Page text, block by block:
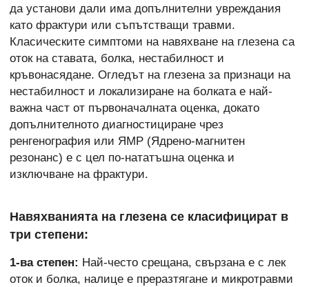
да установи дали има допълнителни увреждания
като фрактури или съпътстващи травми.
Класическите симптоми на навяхване на глезена са
оток на ставата, болка, нестабилност и
кръвонасядане. Огледът на глезена за признаци на
нестабилност и локализиране на болката е най-
важна част от първоначалната оценка, докато
допълнителното диагностициране чрез
ренгенография или ЯМР (Ядрено-магнитен
резонанс) е с цел по-нататъшна оценка и
изключване на фрактури.
Навяхванията на глезена се класифицират в
три степени:
1-ва степен: Най-често срещана, свързана е с лек
оток и болка, налице е преразтягане и микротравми